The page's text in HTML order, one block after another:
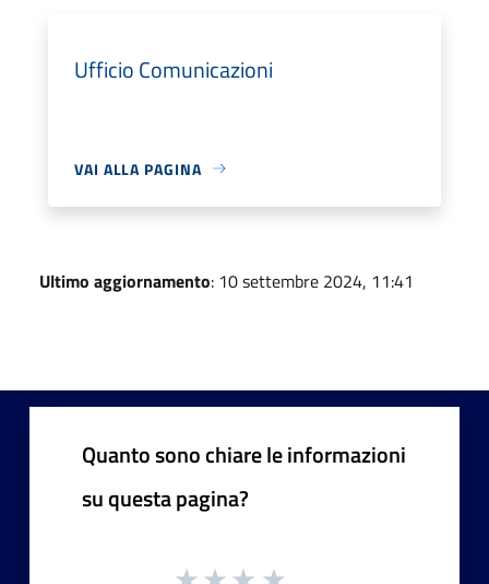
Ufficio Comunicazioni
VAI ALLA PAGINA
Ultimo aggiornamento: 10 settembre 2024, 11:41
Quanto sono chiare le informazioni
su questa pagina?